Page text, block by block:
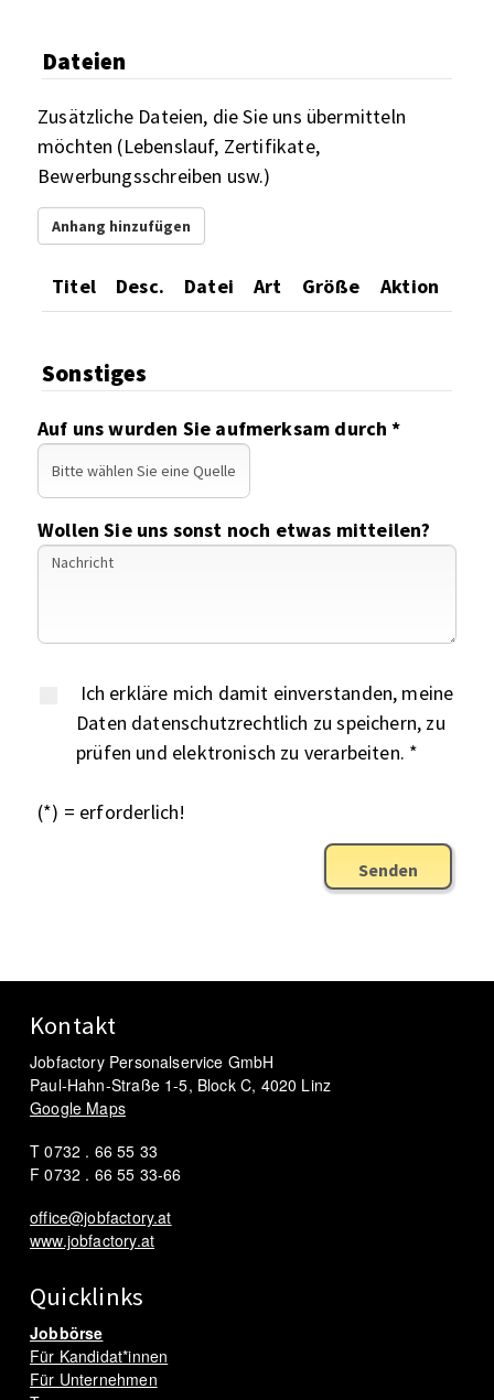
Dateien
Zusätzliche Dateien, die Sie uns übermitteln
möchten (Lebenslauf, Zertifikate,
Bewerbungsschreiben usw.)
Anhang hinzufügen
Titel Desc. Datei Art Größe Aktion
Sonstiges
Auf uns wurden Sie aufmerksam durch *
Wollen Sie uns sonst noch etwas mitteilen?
Ich erkläre mich damit einverstanden, meine
Daten datenschutzrechtlich zu speichern, zu
prüfen und elektronisch zu verarbeiten. *
(*) = erforderlich!
Senden
Kontakt
Jobfactory Personalservice GmbH
Paul-Hahn-Straße 1-5, Block C, 4020 Linz
Google Maps
T 0732 . 66 55 33
F 0732 . 66 55 33-66
office@jobfactory.at
www.jobfactory.at
Quicklinks
Jobbörse
Für Kandidat*innen
Für Unternehmen